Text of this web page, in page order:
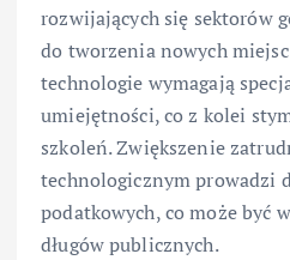
rozwijających się sektorów
do tworzenia nowych
technologie wymagają
umiejętności, co z kolei
szkoleń. Zwiększenie
technologicznym prowadzi
podatkowych, co może być
długów publicznych.